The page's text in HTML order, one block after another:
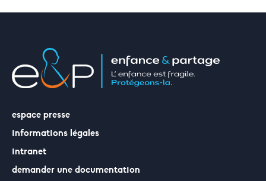
espace presse
informations légales
intranet
demander une documentation